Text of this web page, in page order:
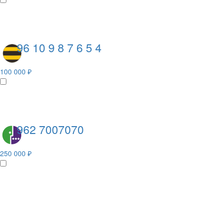
96 10 9 8 7 6 5 4
100 000 ₽
962 7007070
250 000 ₽